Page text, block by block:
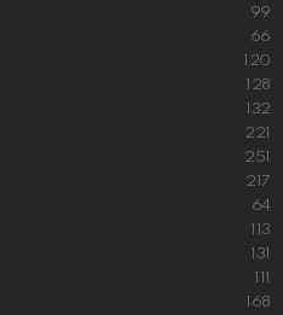
99
66
120
128
132
221
251
217
64
113
131
111
168